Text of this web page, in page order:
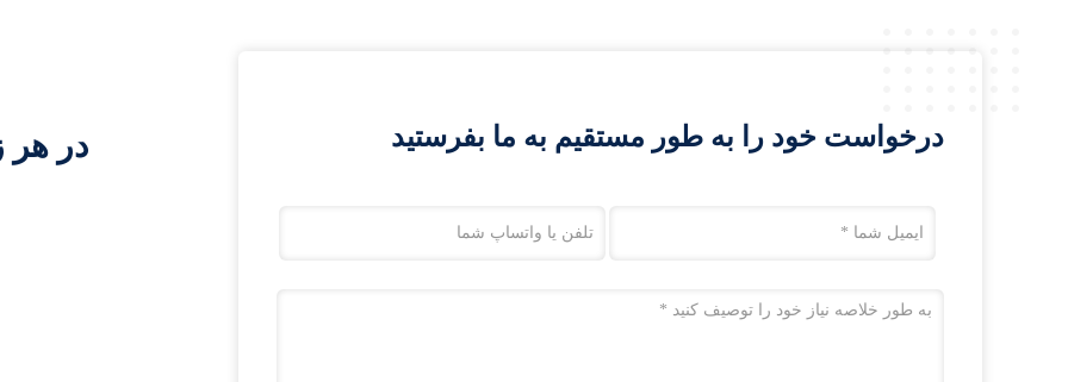
در هر درخواست خود را به طور مستقیم به ما بفرستید